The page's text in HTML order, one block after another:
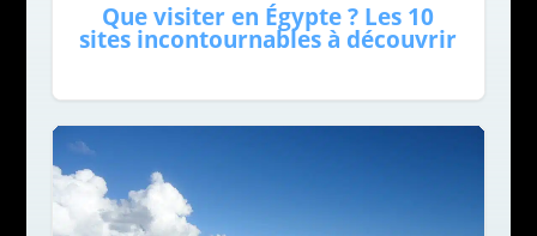
Que visiter en Égypte ? Les 10
sites incontournables à découvrir